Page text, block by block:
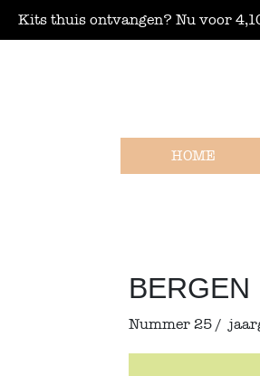
Kits thuis ontvangen? Nu voor
HOME
BERGEN
Nummer 25 /